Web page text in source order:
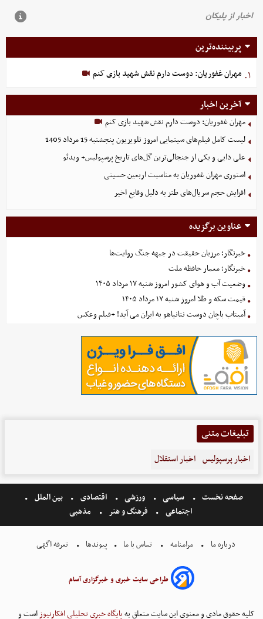
پربیننده‌ترین
۱. مهران غفوریان: دوست دارم نقش شهید بازی کنم
آخرین اخبار
مهران غفوریان: دوست دارم نقش شهید بازی کنم
لیست کامل فیلم‌های سینمایی امروز تلویزیون پنجشنبه 15 مرداد 1405
علی دایی و یکی از جنجالی‌ترین گل‌های تاریخ پرسپولیس+ ویدئو
استوری مهران غفوریان به مناسبت اربعین حسینی
افزایش حجم سریال‌های طنز به دلیل وقایع اخیر
عناوین برگزیده
خبرنگار؛ مرزبان حقیقت در جبهه جنگ روایت‌ها
خبرنگار؛ معمار حافظه ملت
وضعیت آب و هوای کشور امروز شنبه ۱۷ مرداد ۱۴۰۵
قیمت سکه و طلا امروز شنبه ۱۷ مرداد ۱۴۰۵
آمیتاب باچان دوست نتانیاهو به ایران می آید! +فیلم وعکس
تبلیغات متنی
اخبار پرسپولیس اخبار استقلال
صفحه نخست سیاسی ورزشی اقتصادی
بین الملل
اجتماعی
فرهنگ و هنر مذهبی
درباره ما مرامنامه تماس با ما پیوندها تعرفه اگهی
طراحی سایت خبری و خبرگزاری آسام
کلیه حقوق مادی و معنوی این سایت متعلق بهپایگاه خبری تحلیلی افکارنیوز است و